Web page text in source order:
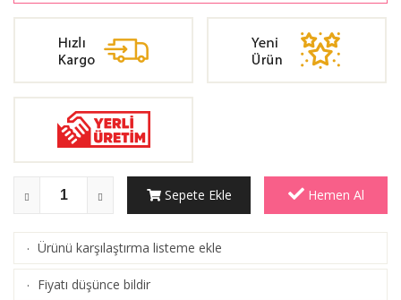
Sepete Ekle Hemen Al
· Ürünü karşılaştırma listeme ekle
(Karşılaştır)
· Fiyatı düşünce bildir